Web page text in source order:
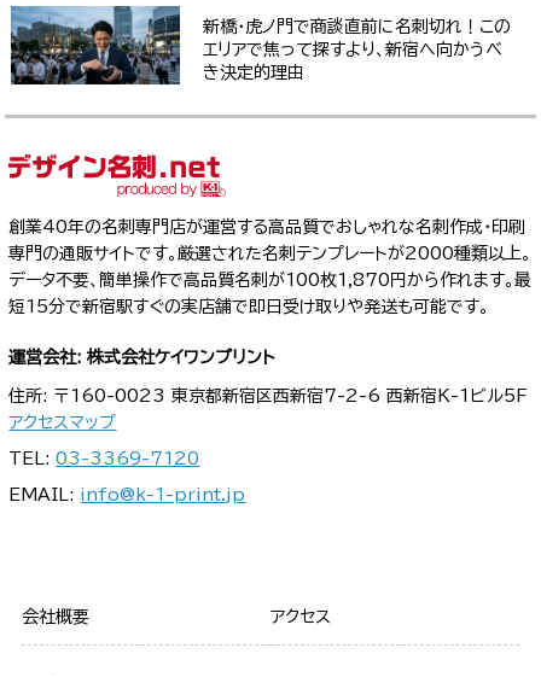
新橋・虎ノ門で商談直前に名刺切れ！この
エリアで焦って探すより、新宿へ向かうべ
き決定的理由
創業40年の名刺専門店が運営する高品質でおしゃれな名刺作成・印刷
専門の通販サイトです。厳選された名刺テンプレートが2000種類以上。
データ不要、簡単操作で高品質名刺が100枚1,870円から作れます。最
短15分で新宿駅すぐの実店舗で即日受け取りや発送も可能です。
運営会社: 株式会社ケイワンプリント
住所: 〒160-0023 東京都新宿区西新宿7-2-6 西新宿K-1ビル5F
アクセスマップ
TEL:03-3369-7120
EMAIL: info@k-1-print.jp
会社概要 アクセス